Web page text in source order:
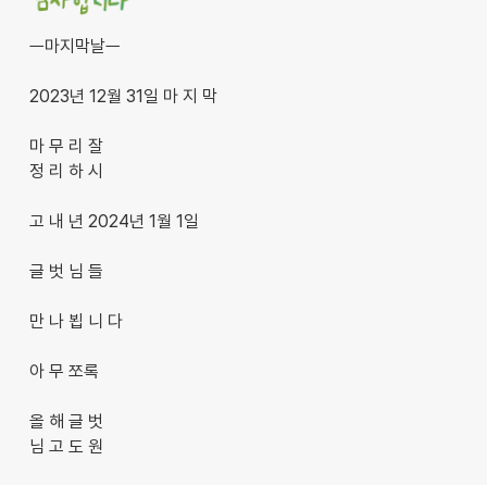
ㅡ마지막날ㅡ
2023년 12월 31일 마 지 막
마 무 리 잘
정 리 하 시
고 내 년 2024년 1월 1일
글 벗 님 들
만 나 뵙 니 다
아 무 쪼록
올 해 글 벗
님 고 도 원